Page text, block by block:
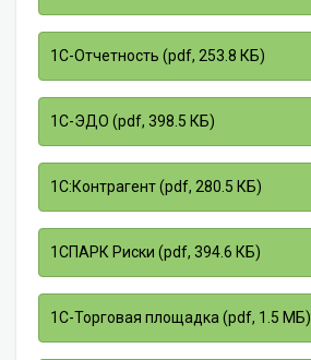
1С-Отчетность (pdf, 253.8 КБ)
1С-ЭДО (pdf, 398.5 КБ)
1С:Контрагент (pdf, 280.5 КБ)
1СПАРК Риски (pdf, 394.6 КБ)
1С-Торговая площадка (pdf, 1.5 МБ)